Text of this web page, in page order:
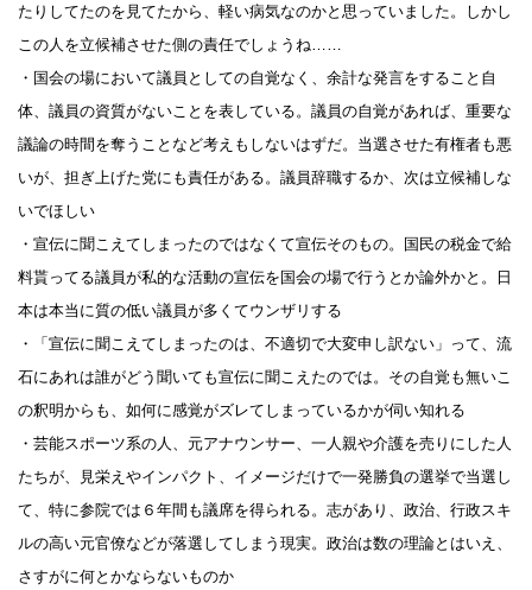
たりしてたのを見てたから、軽い病気なのかと思っていました。しかし
この人を立候補させた側の責任でしょうね……
・国会の場において議員としての自覚なく、余計な発言をすること自
体、議員の資質がないことを表している。議員の自覚があれば、重要な
議論の時間を奪うことなど考えもしないはずだ。当選させた有権者も悪
いが、担ぎ上げた党にも責任がある。議員辞職するか、次は立候補しな
いでほしい
・宣伝に聞こえてしまったのではなくて宣伝そのもの。国民の税金で給
料貰ってる議員が私的な活動の宣伝を国会の場で行うとか論外かと。日
本は本当に質の低い議員が多くてウンザリする
・「宣伝に聞こえてしまったのは、不適切で大変申し訳ない」って、流
石にあれは誰がどう聞いても宣伝に聞こえたのでは。その自覚も無いこ
の釈明からも、如何に感覚がズレてしまっているかが伺い知れる
・芸能スポーツ系の人、元アナウンサー、一人親や介護を売りにした人
たちが、見栄えやインパクト、イメージだけで一発勝負の選挙で当選し
て、特に参院では６年間も議席を得られる。志があり、政治、行政スキ
ルの高い元官僚などが落選してしまう現実。政治は数の理論とはいえ、
さすがに何とかならないものか